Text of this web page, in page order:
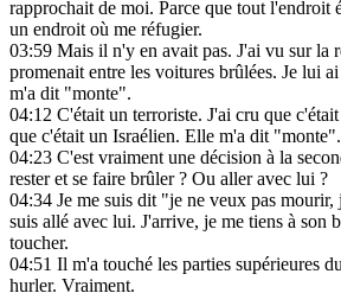
rapprochait de moi. Parce que tout l'endroit
un endroit où me réfugier.
03:59 Mais il n'y en avait pas. J'ai vu sur la
promenait entre les voitures brûlées. Je lui
m'a dit "monte".
04:12 C'était un terroriste. J'ai cru que
que c'était un Israélien. Elle m'a dit "monte".
04:23 C'est vraiment une décision à la
rester et se faire brûler ? Ou aller avec lui ?
04:34 Je me suis dit "je ne veux pas
suis allé avec lui. J'arrive, je me tiens à son
toucher.
04:51 Il m'a touché les parties supérieures
hurler. Vraiment.